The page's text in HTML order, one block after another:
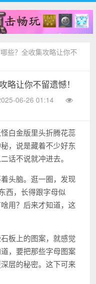
些？全收集攻略让你不
略让你不留遗憾！
06-26 01:14
白金版里头折腾花蕊
，说是藏着不少好东
话不说就冲进去。
头脑。逛一圈，发现
西，长得跟字母似
用？后来才知道，这
板上的图案，就感觉
，要把那些字母图案
层的秘密。这下可来